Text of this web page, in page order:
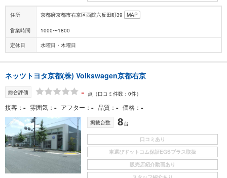
住所 京都府京都市右京区西院六反田町39 MAP
営業時間 1000〜1800
定休日 水曜日・木曜日
ネッツトヨタ京都(株) Volkswagen京都右京
総合評価 - 点 （口コミ件数：0件）
接客 - 雰囲気 - アフター - 品質 - 価格 -
掲載台数 8台
口コミあり
車選びドットコム保証EGSプラス取扱
販売店紹介動画あり